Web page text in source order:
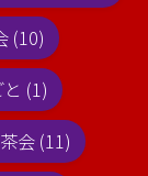
(10)
(1)
会 (11)